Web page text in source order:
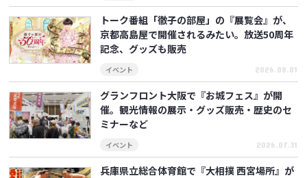
トーク番組「徹子の部屋」の『展覧会』が、
京都高島屋で開催されるみたい。放送50周年
記念、グッズも販売
イベント 2026.08.01
グランフロント大阪で『お城フェス』が開
催。観光情報の展示・グッズ販売・歴史のセ
ミナーなど
イベント 2026.07.31
兵庫県立総合体育館で『大相撲 西宮場所』が